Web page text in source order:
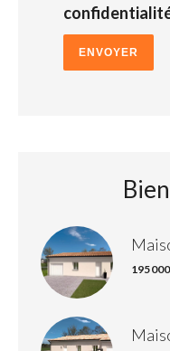
ENVOYER
195